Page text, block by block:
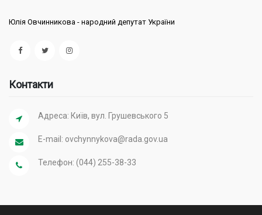
Юлія Овчинникова - народний депутат України
Контакти
Адреса: Київ, вул. Грушевського 5
E-mail: ovchynnykova@rada.gov.ua
Телефон: (044) 255-38-33